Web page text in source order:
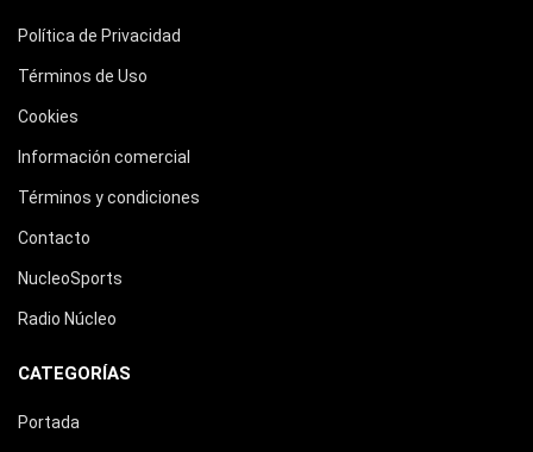
Política de Privacidad
Términos de Uso
Cookies
Información comercial
Términos y condiciones
Contacto
NucleoSports
Radio Núcleo
CATEGORÍAS
Portada